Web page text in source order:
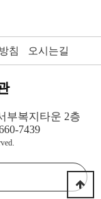
침 오시는길
부복지타운 2층
7439